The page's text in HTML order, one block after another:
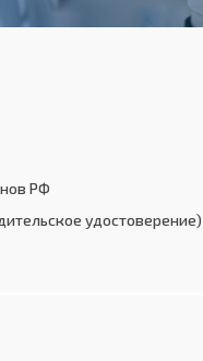
РФ
удостоверение)